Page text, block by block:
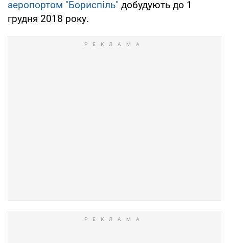
аеропортом "Бориспіль" добудують до 1
грудня 2018 року.